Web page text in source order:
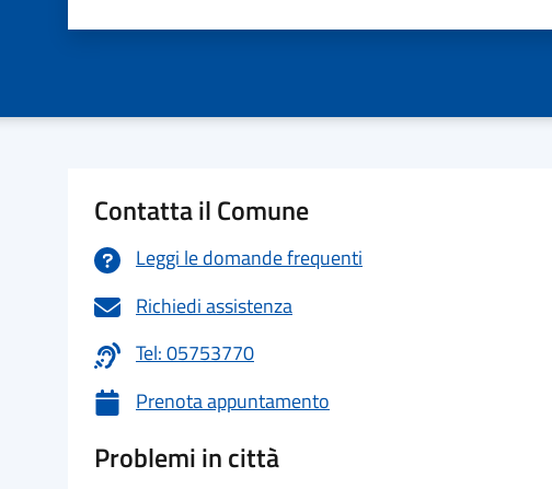
Contatta il Comune
Leggi le domande frequenti
Richiedi assistenza
Tel: 05753770
Prenota appuntamento
Problemi in città